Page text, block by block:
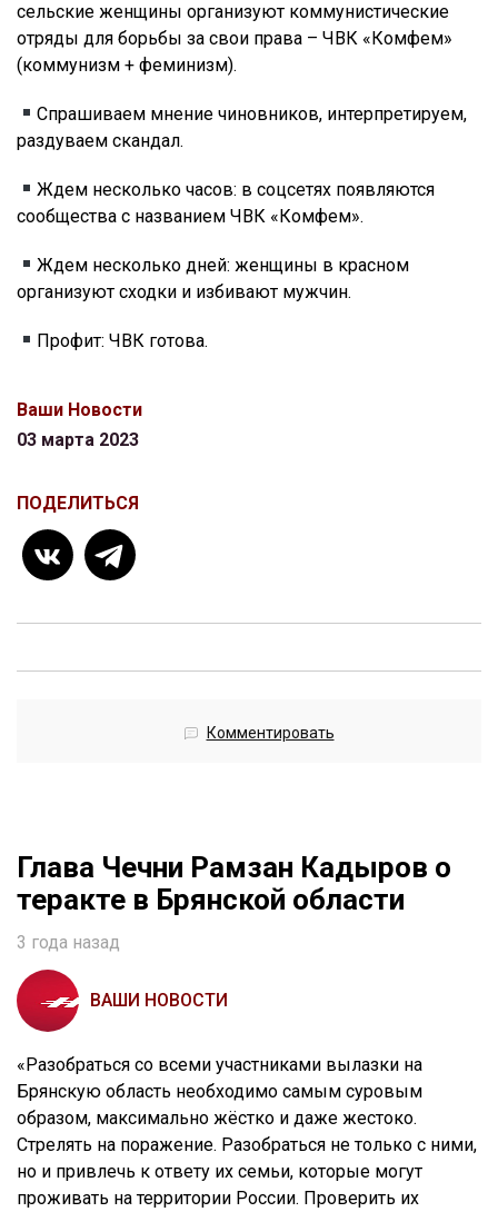
сельские женщины организуют коммунистические
отряды для борьбы за свои права – ЧВК «Комфем»
(коммунизм + феминизм).
Спрашиваем мнение чиновников, интерпретируем,
раздуваем скандал.
Ждем несколько часов: в соцсетях появляются
сообщества с названием ЧВК «Комфем».
Ждем несколько дней: женщины в красном
организуют сходки и избивают мужчин.
Профит: ЧВК готова.
Ваши Новости
03 марта 2023
ПОДЕЛИТЬСЯ
Комментировать
Глава Чечни Рамзан Кадыров о
теракте в Брянской области
3 года назад
ВАШИ НОВОСТИ
«Разобраться со всеми участниками вылазки на
Брянскую область необходимо самым суровым
образом, максимально жёстко и даже жестоко.
Стрелять на поражение. Разобраться не только с ними,
но и привлечь к ответу их семьи, которые могут
проживать на территории России. Проверить их